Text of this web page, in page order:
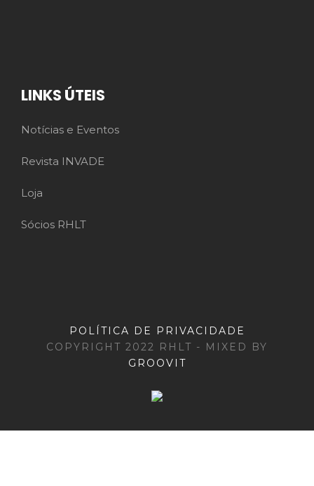
LINKS ÚTEIS
Notícias e Eventos
Revista INVADE
Loja
Sócios RHLT
POLÍTICA DE PRIVACIDADE
COPYRIGHT 2022 RHLT - MIXED BY
GROOVIT